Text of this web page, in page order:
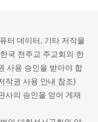
터 데이터, 기타 저작물
국 천주교 주교회의·한
사용 승인을 받아야 합
작권 사용 안내 참조)
사의 승인을 얻어 게재